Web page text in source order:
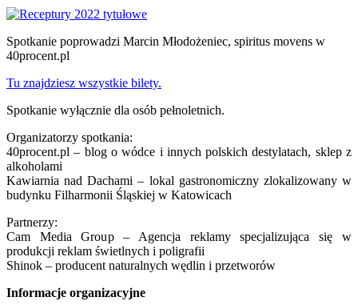
Spotkanie poprowadzi Marcin Młodożeniec, spiritus movens w
40procent.pl
Tu znajdziesz wszystkie bilety.
Spotkanie wyłącznie dla osób pełnoletnich.
Organizatorzy spotkania:
40procent.pl – blog o wódce i innych polskich destylatach, sklep z
alkoholami
Kawiarnia nad Dachami – lokal gastronomiczny zlokalizowany w
budynku Filharmonii Śląskiej w Katowicach
Partnerzy:
Cam Media Group – Agencja reklamy specjalizująca się w
produkcji reklam świetlnych i poligrafii
Shinok – producent naturalnych wędlin i przetworów
Informacje organizacyjne